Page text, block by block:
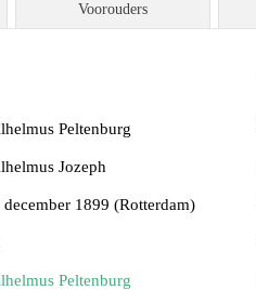
Voorouders
Peltenburg
Jozeph
december 1899 (Rotterdam)
Peltenburg